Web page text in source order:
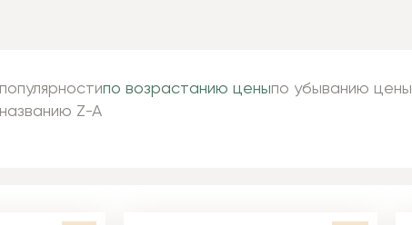
по возрастанию ценыпо убыванию цены
Z-A